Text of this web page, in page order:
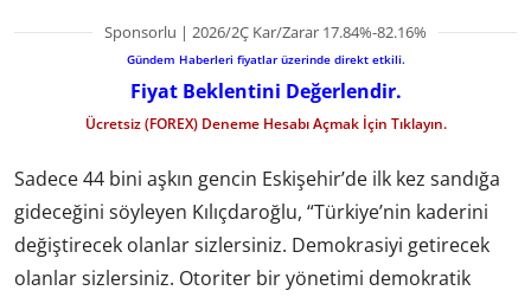
Sponsorlu | 2026/2Ç Kar/Zarar 17.84%-82.16%
Gündem Haberleri fiyatlar üzerinde direkt etkili.
Fiyat Beklentini Değerlendir.
Ücretsiz (FOREX) Deneme Hesabı Açmak İçin Tıklayın.
Sadece 44 bini aşkın gencin Eskişehir’de ilk kez sandığa
gideceğini söyleyen Kılıçdaroğlu, “Türkiye’nin kaderini
değiştirecek olanlar sizlersiniz. Demokrasiyi getirecek
olanlar sizlersiniz. Otoriter bir yönetimi demokratik